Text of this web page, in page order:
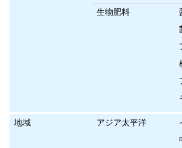
生物肥料
地域 アジア太平洋